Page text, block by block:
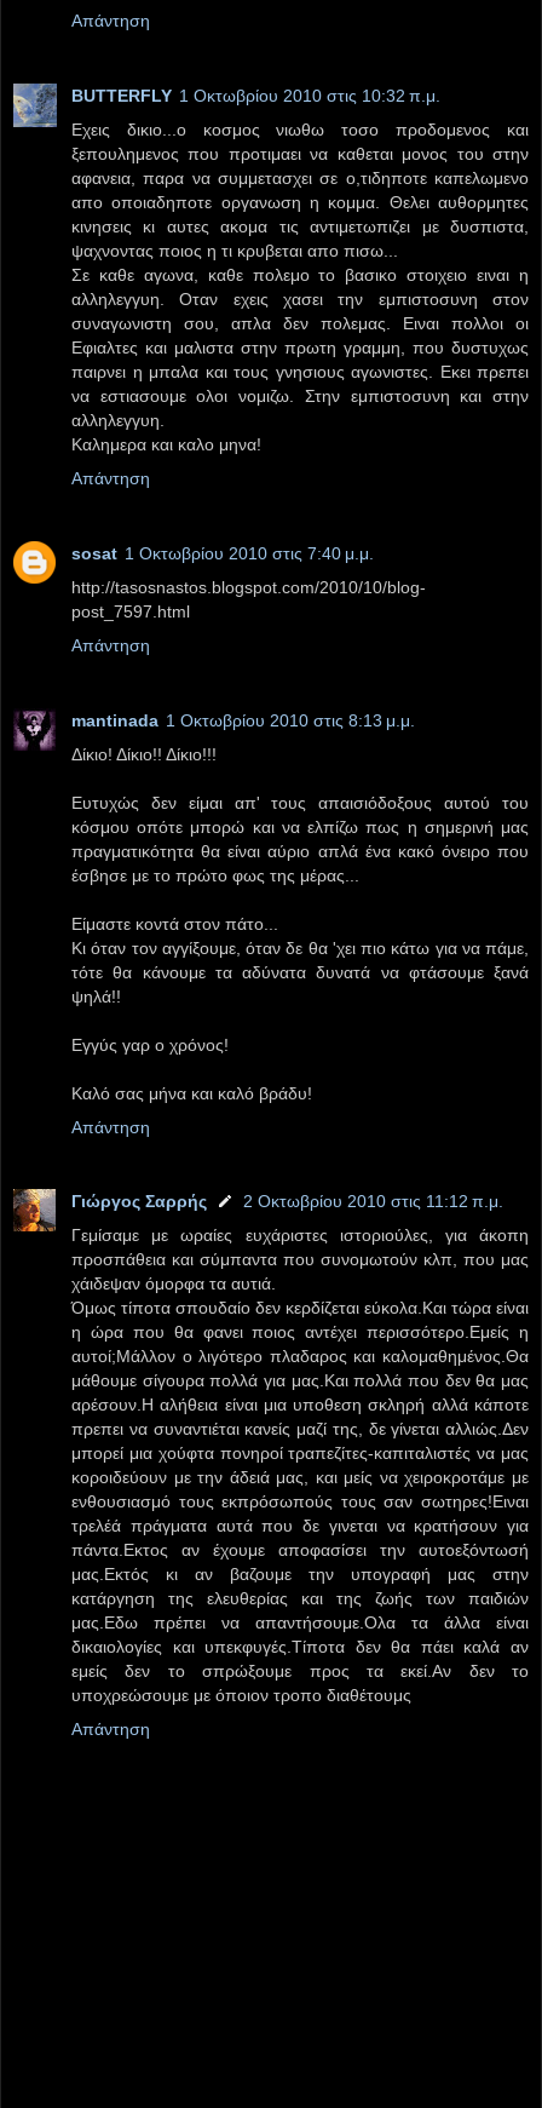
Απάντηση
BUTTERFLY 1 Οκτωβρίου 2010 στις 10:32 π.μ.
Εχεις δικιο...ο κοσμος νιωθω τοσο προδομενος και
ξεπουλημενος που προτιμαει να καθεται μονος του στην
αφανεια, παρα να συμμετασχει σε ο,τιδηποτε καπελωμενο
απο οποιαδηποτε οργανωση η κομμα. Θελει αυθορμητες
κινησεις κι αυτες ακομα τις αντιμετωπιζει με δυσπιστα,
ψαχνοντας ποιος η τι κρυβεται απο πισω...
Σε καθε αγωνα, καθε πολεμο το βασικο στοιχειο ειναι η
αλληλεγγυη. Οταν εχεις χασει την εμπιστοσυνη στον
συναγωνιστη σου, απλα δεν πολεμας. Ειναι πολλοι οι
Εφιαλτες και μαλιστα στην πρωτη γραμμη, που δυστυχως
παιρνει η μπαλα και τους γνησιους αγωνιστες. Εκει πρεπει
να εστιασουμε ολοι νομιζω. Στην εμπιστοσυνη και στην
αλληλεγγυη.
Καλημερα και καλο μηνα!
Απάντηση
sosat 1 Οκτωβρίου 2010 στις 7:40 μ.μ.
http://tasosnastos.blogspot.com/2010/10/blog-
post_7597.html
Απάντηση
mantinada 1 Οκτωβρίου 2010 στις 8:13 μ.μ.
Δίκιο! Δίκιο!! Δίκιο!!!
Ευτυχώς δεν είμαι απ' τους απαισιόδοξους αυτού του
κόσμου οπότε μπορώ και να ελπίζω πως η σημερινή μας
πραγματικότητα θα είναι αύριο απλά ένα κακό όνειρο που
έσβησε με το πρώτο φως της μέρας...
Είμαστε κοντά στον πάτο...
Κι όταν τον αγγίξουμε, όταν δε θα 'χει πιο κάτω για να πάμε,
τότε θα κάνουμε τα αδύνατα δυνατά να φτάσουμε ξανά
ψηλά!!
Εγγύς γαρ ο χρόνος!
Καλό σας μήνα και καλό βράδυ!
Απάντηση
Γιώργος Σαρρής
2 Οκτωβρίου 2010 στις 11:12 π.μ.
Γεμίσαμε με ωραίες ευχάριστες ιστοριούλες, για άκοπη
προσπάθεια και σύμπαντα που συνομωτούν κλπ, που μας
χάιδεψαν όμορφα τα αυτιά.
Όμως τίποτα σπουδαίο δεν κερδίζεται εύκολα.Και τώρα είναι
η ώρα που θα φανει ποιος αντέχει περισσότερο.Εμείς η
αυτοί;Μάλλον ο λιγότερο πλαδαρος και καλομαθημένος.Θα
μάθουμε σίγουρα πολλά για μας.Και πολλά που δεν θα μας
αρέσουν.Η αλήθεια είναι μια υποθεση σκληρή αλλά κάποτε
πρεπει να συναντιέται κανείς μαζί της, δε γίνεται αλλιώς.Δεν
μπορεί μια χούφτα πονηροί τραπεζίτες-καπιταλιστές να μας
κοροιδεύουν με την άδειά μας, και μείς να χειροκροτάμε με
ενθουσιασμό τους εκπρόσωπούς τους σαν σωτηρες!Ειναι
τρελέά πράγματα αυτά που δε γινεται να κρατήσουν για
πάντα.Εκτος αν έχουμε αποφασίσει την αυτοεξόντωσή
μας.Εκτός κι αν βαζουμε την υπογραφή μας στην
κατάργηση της ελευθερίας και της ζωής των παιδιών
μας.Εδω πρέπει να απαντήσουμε.Ολα τα άλλα είναι
δικαιολογίες και υπεκφυγές.Τίποτα δεν θα πάει καλά αν
εμείς δεν το σπρώξουμε προς τα εκεί.Αν δεν το
υποχρεώσουμε με όποιον τροπο διαθέτουμς
Απάντηση